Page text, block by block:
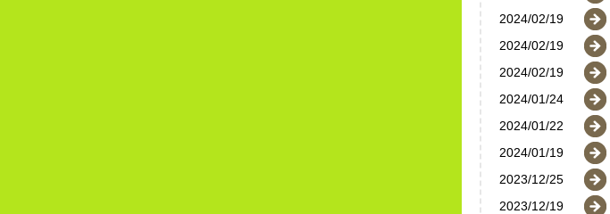
2024/02/19
2024/02/19
2024/02/19
2024/01/24
2024/01/22
2024/01/19
2023/12/25
2023/12/19